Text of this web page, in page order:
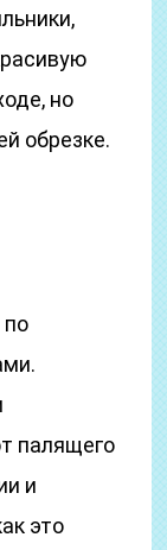
но
обрезке.
палящего
и
это